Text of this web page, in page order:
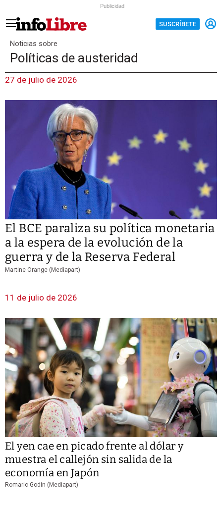
Publicidad
SUSCRÍBETE
Noticias sobre
Políticas de austeridad
27 de julio de 2026
El BCE paraliza su política monetaria
a la espera de la evolución de la
guerra y de la Reserva Federal
Martine Orange (Mediapart)
11 de julio de 2026
El yen cae en picado frente al dólar y
muestra el callejón sin salida de la
economía en Japón
Romaric Godin (Mediapart)